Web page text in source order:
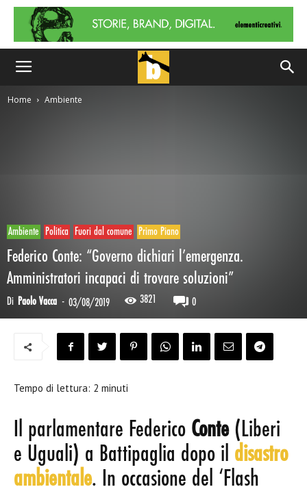
Home Ambiente
Ambiente Politica Fuori dal comune Primo Piano
Federico Conte: “Governo dichiari l’emergenza.
Amministratori incapaci di trovare soluzioni”
Di Paolo Vacca - 03/08/2019 3821 0
Tempo di lettura: 2 minuti
Il parlamentare Federico Conte(Liberi
e Uguali) a Battipaglia dopo il disastro
ambientale. In occasione del ‘Flash